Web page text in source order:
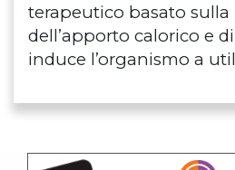
terapeutico basato
dell’apporto calorico e
induce l’organismo a